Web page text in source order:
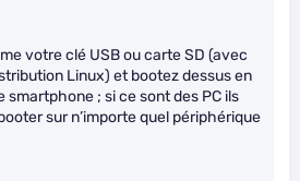
votre clé USB ou carte SD (avec
Linux) et bootez dessus en
; si ce sont des PC ils
sur n’importe quel périphérique